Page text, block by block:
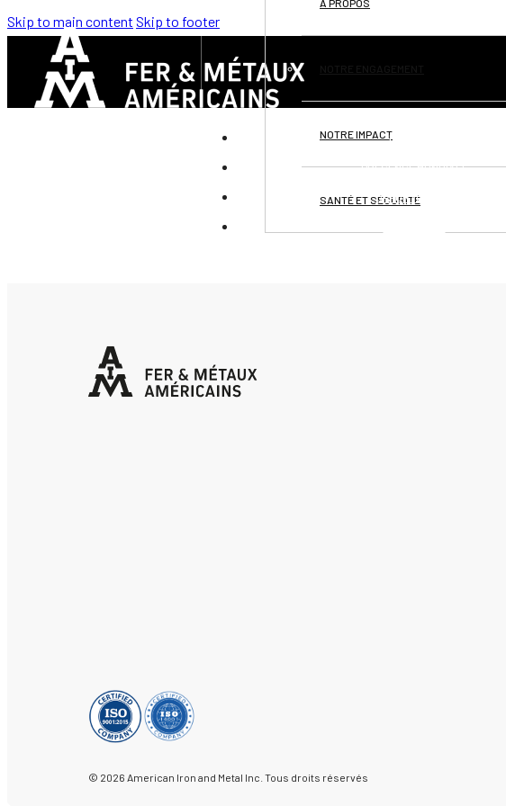
Skip to main content Skip to footer
NOTRE IMPACT
SANTÉ ET SÉCURITÉ
DIVISIONS
PRÉSENCE MONDIALE
OPPORTUNITÉS
© 2026 American Iron and Metal Inc. Tous droits réservés